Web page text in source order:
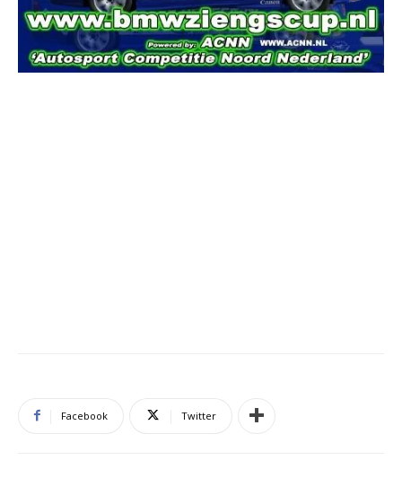
Facebook Twitter